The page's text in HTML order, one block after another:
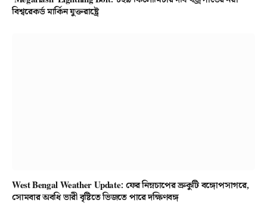
বিশ্বরেকর্ড মার্কিন যুক্তরাষ্ট্রে
West Bengal Weather Update: ফের নিম্নচাপের ভ্রুকুটি বঙ্গোপসাগরে,
সোমবার অবধি ভারী বৃষ্টিতে ভিজতে পারে দক্ষিণবঙ্গ